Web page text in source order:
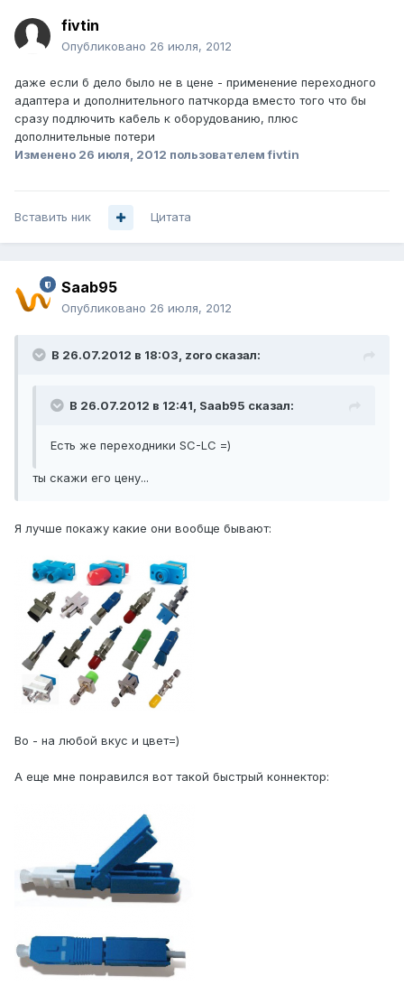
fivtin
Опубликовано 26 июля, 2012
даже если б дело было не в цене - применение переходного
адаптера и дополнительного патчкорда вместо того что бы
сразу подлючить кабель к оборудованию, плюс
дополнительные потери
Изменено 26 июля, 2012 пользователем fivtin
Вставить ник Цитата
Saab95
Опубликовано 26 июля, 2012
В 26.07.2012 в 18:03, zoro сказал:
В 26.07.2012 в 12:41, Saab95 сказал:
Есть же переходники SC-LC =)
ты скажи его цену...
Я лучше покажу какие они вообще бывают:
Во - на любой вкус и цвет=)
А еще мне понравился вот такой быстрый коннектор: